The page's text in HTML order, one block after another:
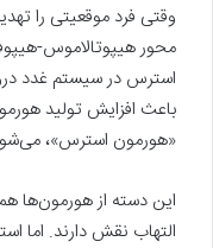
وقتی فرد موقعیتی را
استرس در سیستم غدد
باعث افزایش تولید
«هورمون استرس»،
این دسته از هورمون‌ها
التهاب نقش دارند. اما